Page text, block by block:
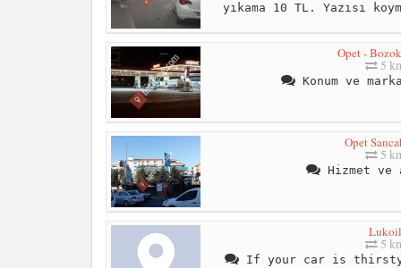
yıkama 10 TL. Yazısı
Opet -
5
Konum ve
Opet
5
Hizmet
Lukoil
5
If your car is